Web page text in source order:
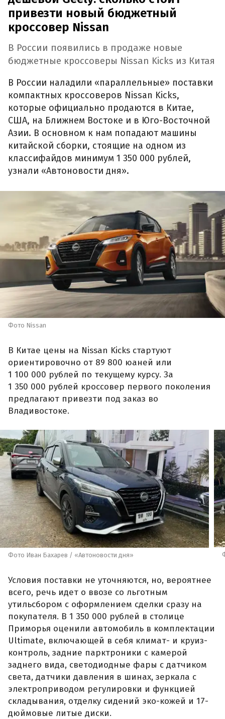
привезти новый бюджетный
кроссовер Nissan
В России появились в продаже новые
бюджетные кроссоверы Nissan Kicks из Китая
В России наладили «параллельные» поставки
компактных кроссоверов Nissan Kicks,
которые официально продаются в Китае,
США, на Ближнем Востоке и в Юго-Восточной
Азии. В основном к нам попадают машины
китайской сборки, стоящие на одном из
классифайдов минимум 1 350 000 рублей,
узнали «Автоновости дня».
Фото Nissan
В Китае цены на Nissan Kicks стартуют
ориентировочно от 89 800 юаней или
1 100 000 рублей по текущему курсу. За
1 350 000 рублей кроссовер первого поколения
предлагают привезти под заказ во
Владивостоке.
Фото Иван Бахарев / «Автоновости дня»
Условия поставки не уточняются, но, вероятнее
всего, речь идет о ввозе со льготным
утильсбором с оформлением сделки сразу на
покупателя. В 1 350 000 рублей в столице
Приморья оценили автомобиль в комплектации
Ultimate, включающей в себя климат- и круиз-
контроль, задние парктроники с камерой
заднего вида, светодиодные фары с датчиком
света, датчики давления в шинах, зеркала с
электроприводом регулировки и функцией
складывания, отделку сидений эко-кожей и 17-
дюймовые литые диски.